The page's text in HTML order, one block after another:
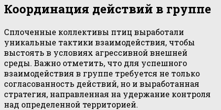
Координация действий в группе
Сплоченные коллективы птиц выработали
уникальные тактики взаимодействия, чтобы
выстоять в условиях агрессивной внешней
среды. Важно отметить, что для успешного
взаимодействия в группе требуется не только
согласованность действий, но и выработанная
стратегия, направленная на удержание контроля
над определенной территорией.